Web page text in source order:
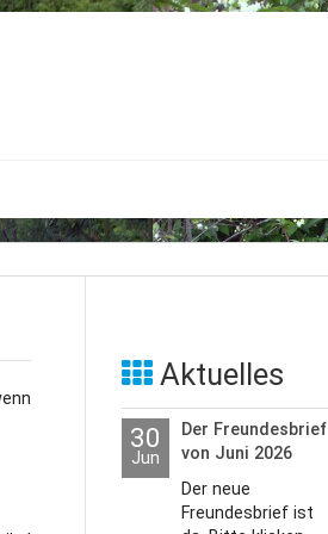
Aktuelles
30
Jun
Der Freundesbrief
von Juni 2026
Der neue
Freundesbrief ist